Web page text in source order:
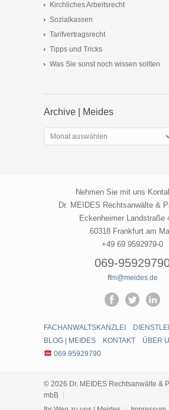
Kirchliches Arbeitsrecht
Sozialkassen
Tarifvertragsrecht
Tipps und Tricks
Was Sie sonst noch wissen sollten
Archive | Meides
Archive
|
Nehmen Sie mit uns
Dr. MEIDES Rechtsanwälte &
Eckenheimer Landstraße
60318 Frankfurt am
+49 69 9592979-0
069-
ffm@meides.de
FACHANWALTSKANZLEI
BLOG | MEIDES
KONTAKT ÜBER
069 95929790
© 2026 Dr. MEIDES Rechtsanwälte &
mbB